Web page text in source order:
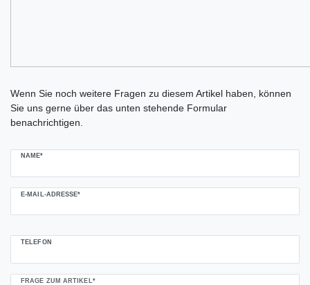
Wenn Sie noch weitere Fragen zu diesem Artikel haben, können
Sie uns gerne über das unten stehende Formular
benachrichtigen.
NAME*
E-MAIL-ADRESSE*
TELEFON
FRAGE ZUM ARTIKEL*